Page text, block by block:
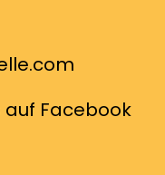
auf Facebook